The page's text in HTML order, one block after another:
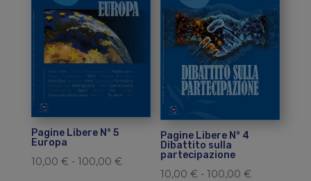
100,00 €
100,00 €
Pagine Libere N° 5
Europa
10,00 € - 100,00 €Fascia
Pagine Libere N° 4
Dibattito sulla
partecipazione
10,00€ - 100,00€Fascia